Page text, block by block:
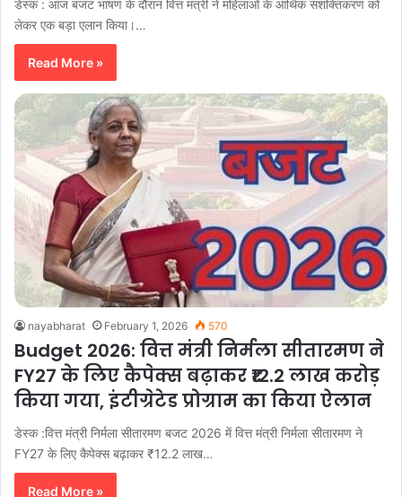
डेस्क : आज बजट भाषण के दौरान वित्त मंत्री ने महिलाओं के आर्थिक सशक्तिकरण को
लेकर एक बड़ा एलान किया।…
Read More »
nayabharat February 1, 2026 570
Budget 2026: वित्त मंत्री निर्मला सीतारमण ने
FY27 के लिए कैपेक्स बढ़ाकर ₹12.2 लाख करोड़
किया गया, इंटीग्रेटेड प्रोग्राम का किया ऐलान
डेस्क :वित्त मंत्री निर्मला सीतारमण बजट 2026 में वित्त मंत्री निर्मला सीतारमण ने
FY27 के लिए कैपेक्स बढ़ाकर ₹12.2 लाख…
Read More »